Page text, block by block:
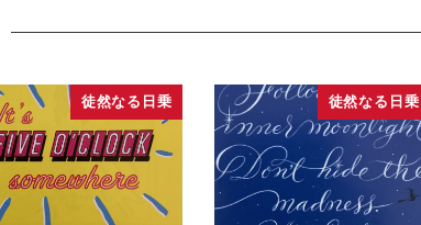
徒然なる日乗 徒然なる日乗